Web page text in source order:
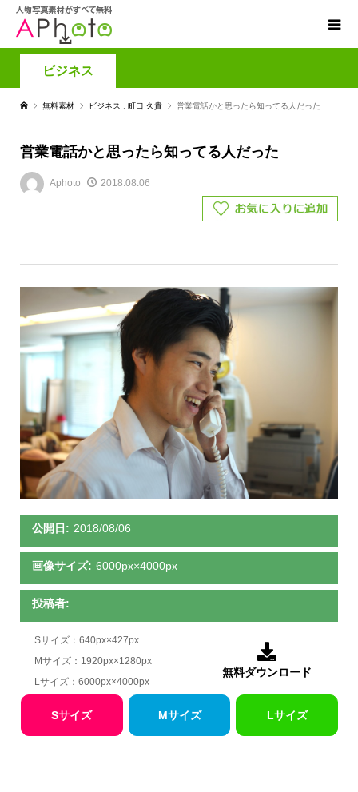
ビジネス
無料素材 ビジネス 町口 久貴 営業電話かと思ったら知ってる人だった
営業電話かと思ったら知ってる人だった
Aphoto 2018.08.06
公開日: 2018/08/06
画像サイズ: 6000px×4000px
投稿者:
Sサイズ：640px×427px
Mサイズ：1920px×1280px
Lサイズ：6000px×4000px

無料ダウンロード
Sサイズ Mサイズ Lサイズ